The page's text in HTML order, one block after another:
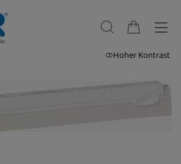
Hoher Kontrast